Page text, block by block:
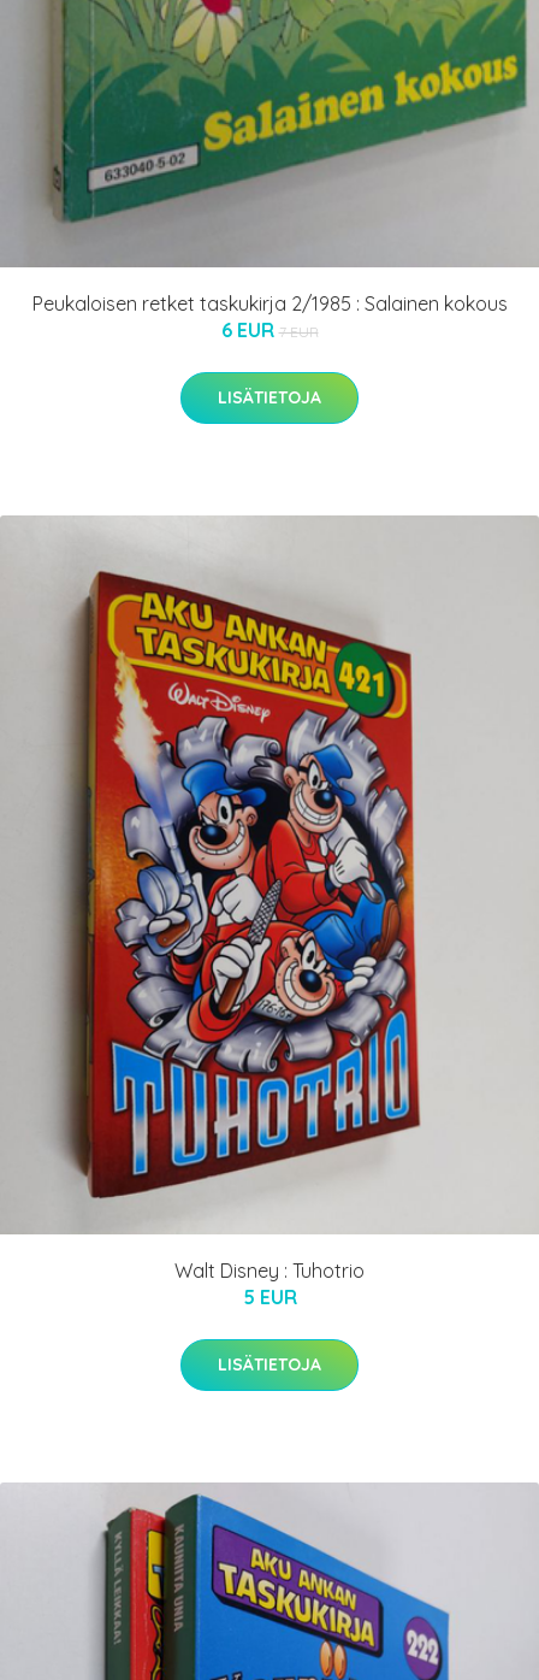
Peukaloisen retket taskukirja 2/1985 : Salainen kokous
6 EUR 7 EUR
LISÄTIETOJA
Walt Disney : Tuhotrio
5 EUR
LISÄTIETOJA